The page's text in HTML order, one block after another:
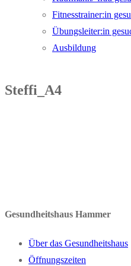
Fitnesstrainer:in
Übungsleiter:in
Ausbildung
Steffi_A4
Gesundheitshaus Hammer
Über das Gesundheitshaus
Öffnungszeiten